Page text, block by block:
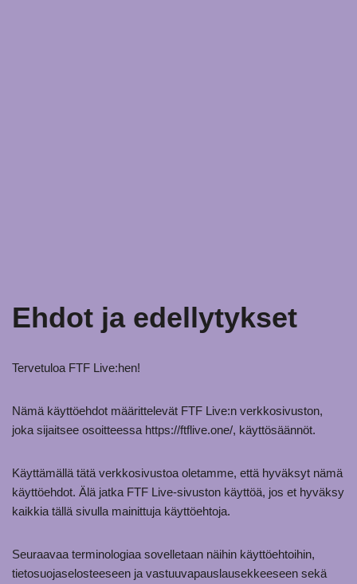
Ehdot ja edellytykset
Tervetuloa FTF Live:hen!
Nämä käyttöehdot määrittelevät FTF Live:n verkkosivuston,
joka sijaitsee osoitteessa https://ftflive.one/, käyttösäännöt.
Käyttämällä tätä verkkosivustoa oletamme, että hyväksyt nämä
käyttöehdot. Älä jatka FTF Live-sivuston käyttöä, jos et hyväksy
kaikkia tällä sivulla mainittuja käyttöehtoja.
Seuraavaa terminologiaa sovelletaan näihin käyttöehtoihin,
tietosuojaselosteeseen ja vastuuvapauslausekkeeseen sekä